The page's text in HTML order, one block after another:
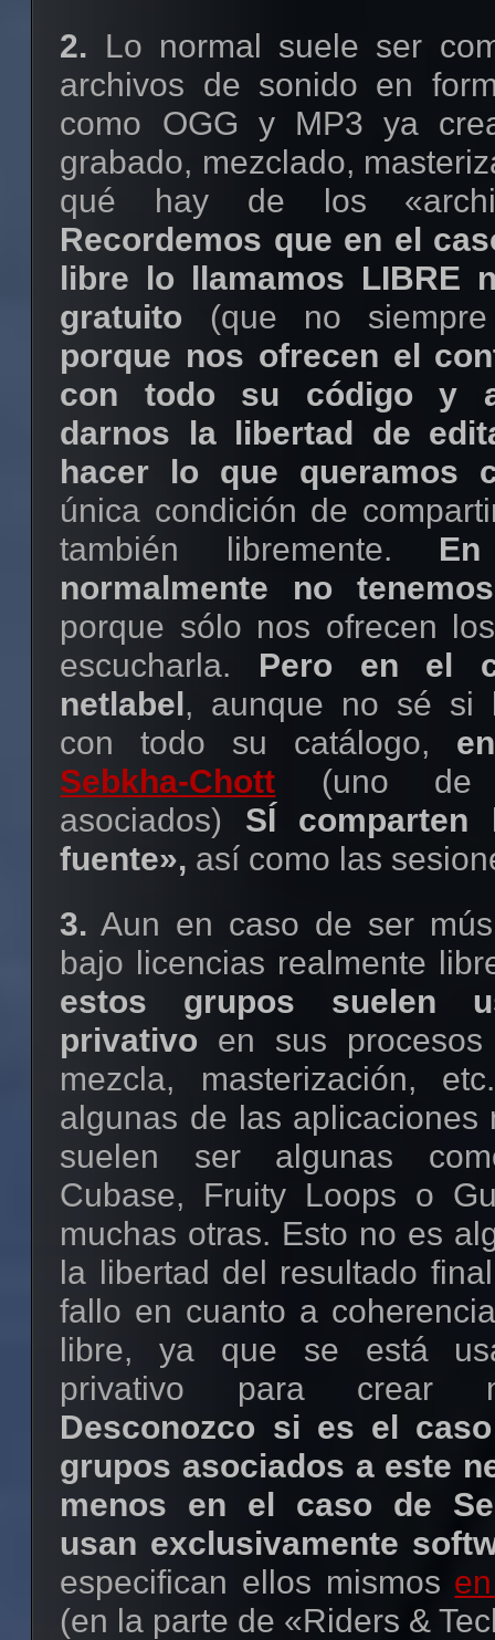
2. Lo normal suele ser
archivos de sonido en
como OGG y MP3 ya
grabado, mezclado,
qué hay de los
Recordemos que en el
libre lo llamamos LIBRE
gratuito (que no
porque nos ofrecen el
con todo su código y
darnos la libertad de
hacer lo que queramos
única condición de
también libremente. En
normalmente no
porque sólo nos ofrecen
escucharla. Pero en el
netlabel, aunque no sé si
con todo su catálogo,
Sebkha-Chott (uno de
asociados) SÍ comparten
fuente», así como las
3. Aun en caso de ser
bajo licencias realmente
estos grupos suelen
privativo en sus
mezcla, masterización,
algunas de las aplicaciones
suelen ser algunas
Cubase, Fruity Loops o
muchas otras. Esto no es
la libertad del resultado
fallo en cuanto a
libre, ya que se está
privativo para crear
Desconozco si es el
grupos asociados a este
menos en el caso de
usan exclusivamente
especifican ellos mismos
(en la parte de «Riders &